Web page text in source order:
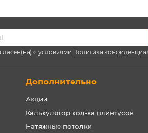
с условиями Политика
Дополнительно
Акции
Калькулятор кол-ва плинтусов
Натяжные потолки